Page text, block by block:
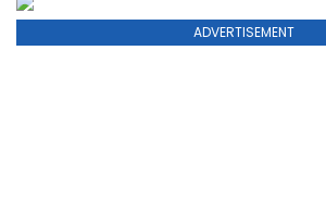
ADVERTISEMENT